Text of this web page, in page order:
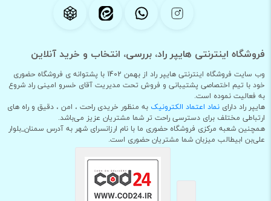
فروشگاه اینترنتی هایپر راد، بررسی، انتخاب و خرید آنلاین
وب سایت فروشگاه اینترنتی هایپر راد از بهمن 1402 با پشتوانه ی فروشگاه حضوری
خود با تیم اختصاصی پشتیبانی و فروش تحت مدیریت آقای خسرو امینی راد شروع
به فعالیت نموده است.
هایپر راد دارای نماد اعتماد الکترونیک به منظور خریدی راحت ، امن ، دقیق و راه های
ارتباطی مختلف برای دسترسی راحت تر شما مشتریان عزیز می‌باشد.
همچنین شعبه مرکزی فروشگاه حضوری ما با نام ارزانسرای شهر به آدرس سمنان_بلوار
علی‌بن ابیطالب میزبان شما مشتریان حضوری است.